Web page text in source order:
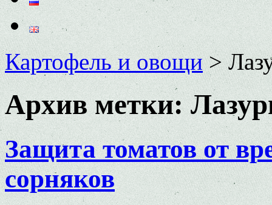
Картофель и овощи>
Архив метки:
Защита томатов от
сорняков